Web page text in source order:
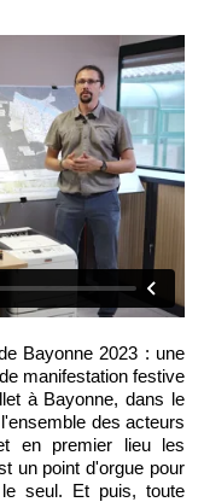
manifestation festive
à Bayonne, dans le
des acteurs
en premier lieu les
un point d'orgue pour
seul. Et puis, toute